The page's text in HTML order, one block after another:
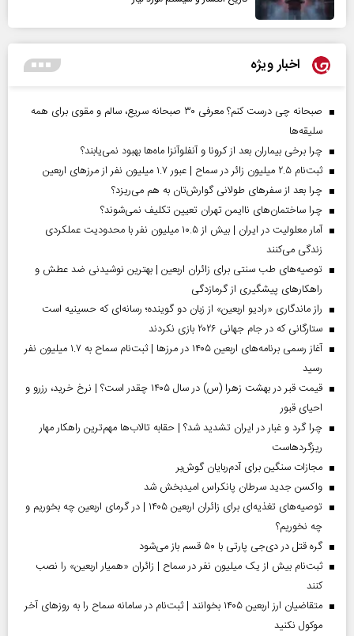
اخبار ویژه
صبحانه چی درست کنم؟ معرفی ۳۰ صبحانه سریع، سالم و مقوی برای همه
سلیقه‌ها
چرا برخی بیماران بعد از کرونا و آنفلوآنزا ماه‌ها بهبود نمی‌یابند؟
ثبت‌نام ۲.۵ میلیون زائر در سماح | عبور ۱.۷ میلیون نفر از مرز‌های اربعین
چرا بعد از سفرهای طولانی گوارش‌تان به هم می‌ریزد؟
چرا ساختمان‌های ناایمن تهران تعیین تکلیف نمی‌شوند؟
آمار معلولیت در ایران | بیش از ۱۰.۵ میلیون نفر با محدودیت عملکردی
زندگی می‌کنند
توصیه‌های طب سنتی برای زائران اربعین | بهترین نوشیدنی ضد عطش و
راهکارهای پیشگیری از گرمازدگی
راز ماندگاری «رادیو اربعین» از زبان دو گوینده؛ رسانه‌ای که حسینیه است
ستارگانی که در جام جهانی ۲۰۲۶ بازی نکردند
آغاز رسمی برنامه‌های اربعین ۱۴۰۵ در مرز‌ها | ثبت‌نام سماح به ۱.۷ میلیون نفر
رسید
قیمت قبر در بهشت زهرا (س) در سال ۱۴۰۵ چقدر است؟ | نرخ خرید، رزرو و
احیای قبور
چرا گرد و غبار در ایران تشدید شد؟ | حقابه تالاب‌ها مهم‌ترین راهکار مهار
ریزگردهاست
مجازات سنگین برای آدم‌ربایان گوش‌بر
واکسن جدید سرطان پانکراس امیدبخش شد
توصیه‌های تغذیه‌ای برای زائران اربعین ۱۴۰۵ | در گرمای اربعین چه بخوریم و
چه نخوریم؟
گره قتل در دی‌جی پارتی با ۵۰ قسم باز می‌شود
ثبت‌نام بیش از یک میلیون نفر در سماح | زائران «همیار اربعین» را نصب
کنند
متقاضیان ارز اربعین ۱۴۰۵ بخوانند | ثبت‌نام در سامانه سماح را به روز‌های آخر
موکول نکنید